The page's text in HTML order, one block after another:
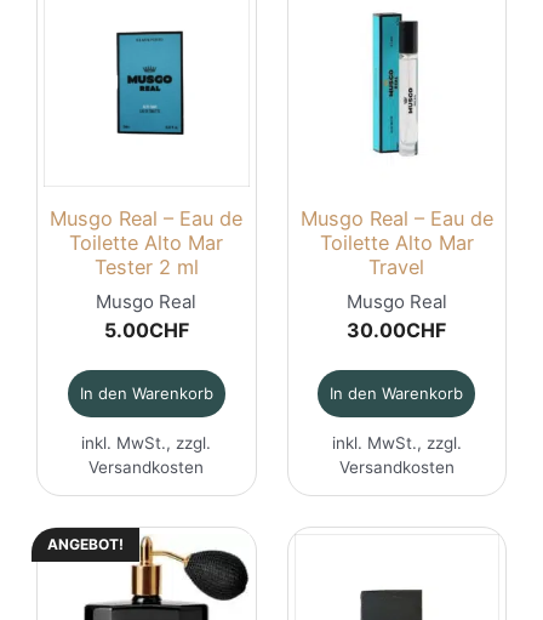
Musgo Real – Eau de
Toilette Alto Mar
Tester 2 ml
Musgo Real
5.00CHF
In den Warenkorb
inkl. MwSt., zzgl.
Versandkosten
Musgo Real – Eau de
Toilette Alto Mar
Travel
Musgo Real
30.00CHF
In den Warenkorb
inkl. MwSt., zzgl.
Versandkosten
ANGEBOT!